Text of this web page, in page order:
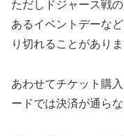
ただしドジャース戦
あるイベントデーな
り切れることがありま
あわせてチケット購
ードでは決済が通ら